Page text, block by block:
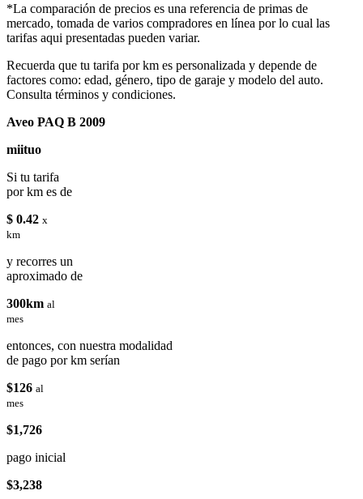
*La comparación de precios es una referencia de primas de
mercado, tomada de varios compradores en línea por lo cual las
tarifas aqui presentadas pueden variar.
Recuerda que tu tarifa por km es personalizada y depende de
factores como: edad, género, tipo de garaje y modelo del auto.
Consulta términos y condiciones.
Aveo PAQ B 2009
miituo
Si tu tarifa
por km es de
$ 0.42 x
km
y recorres un
aproximado de
300km al
mes
entonces, con nuestra modalidad
de pago por km serían
$126 al
mes
$1,726
pago inicial
$3,238